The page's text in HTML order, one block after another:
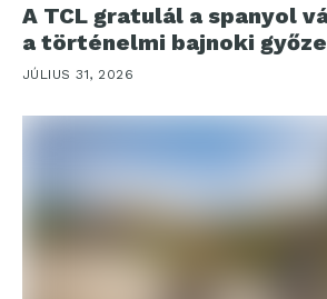
A TCL gratulál a spanyol
a történelmi bajnoki
JÚLIUS 31, 2026